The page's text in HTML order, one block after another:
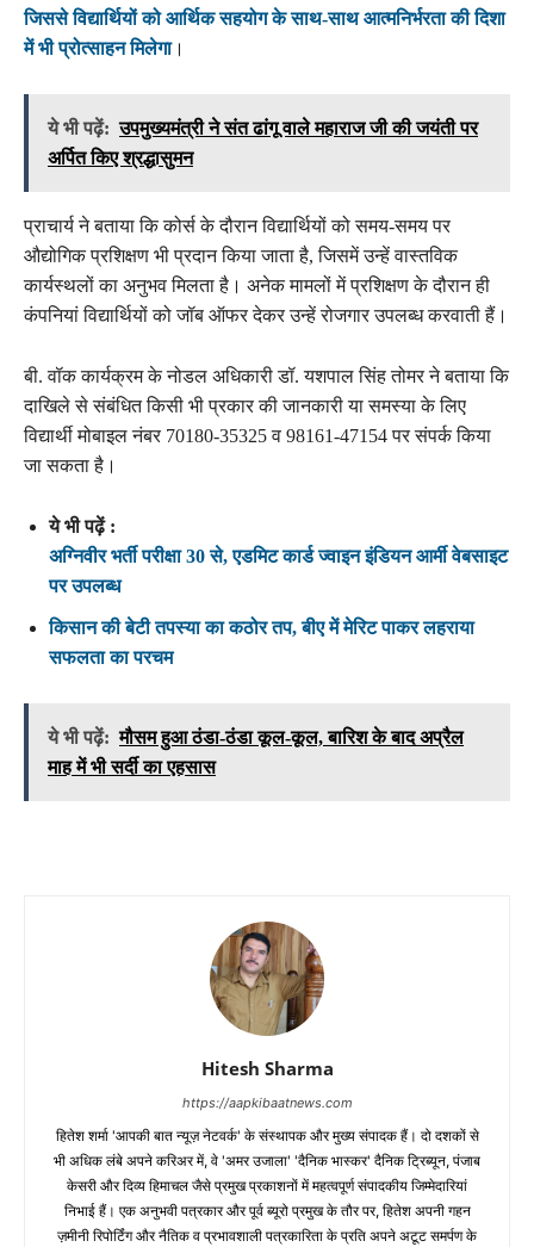
जिससे विद्यार्थियों को आर्थिक सहयोग के साथ-साथ आत्मनिर्भरता की दिशा
में भी प्रोत्साहन मिलेगा।
ये भी पढ़ें: उपमुख्यमंत्री ने संत ढांगू वाले महाराज जी की जयंती पर
अर्पित किए श्रद्धासुमन
प्राचार्य ने बताया कि कोर्स के दौरान विद्यार्थियों को समय-समय पर
औद्योगिक प्रशिक्षण भी प्रदान किया जाता है, जिसमें उन्हें वास्तविक
कार्यस्थलों का अनुभव मिलता है। अनेक मामलों में प्रशिक्षण के दौरान ही
कंपनियां विद्यार्थियों को जॉब ऑफर देकर उन्हें रोजगार उपलब्ध करवाती हैं।
बी. वॉक कार्यक्रम के नोडल अधिकारी डॉ. यशपाल सिंह तोमर ने बताया कि
दाखिले से संबंधित किसी भी प्रकार की जानकारी या समस्या के लिए
विद्यार्थी मोबाइल नंबर 70180-35325 व 98161-47154 पर संपर्क किया
जा सकता है।
ये भी पढ़ें :
अग्निवीर भर्ती परीक्षा 30 से, एडमिट कार्ड ज्वाइन इंडियन आर्मी वेबसाइट
पर उपलब्ध
किसान की बेटी तपस्या का कठोर तप, बीए में मेरिट पाकर लहराया
सफलता का परचम
ये भी पढ़ें: मौसम हुआ ठंडा-ठंडा कूल-कूल, बारिश के बाद अप्रैल
माह में भी सर्दी का एहसास
Hitesh Sharma
https://aapkibaatnews.com
हितेश शर्मा 'आपकी बात न्यूज़ नेटवर्क' के संस्थापक और मुख्य संपादक हैं। दो दशकों से
भी अधिक लंबे अपने करिअर में, वे 'अमर उजाला' 'दैनिक भास्कर' दैनिक ट्रिब्यून, पंजाब
केसरी और दिव्य हिमाचल जैसे प्रमुख प्रकाशनों में महत्वपूर्ण संपादकीय जिम्मेदारियां
निभाई हैं। एक अनुभवी पत्रकार और पूर्व ब्यूरो प्रमुख के तौर पर, हितेश अपनी गहन
ज़मीनी रिपोर्टिंग और नैतिक व प्रभावशाली पत्रकारिता के प्रति अपने अटूट समर्पण के